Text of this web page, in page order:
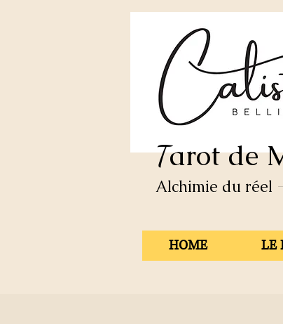
Tarot de
Alchimie du réel
HOME LE